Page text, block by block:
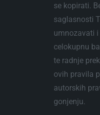
se kopirati.
saglasnosti
umnozavati
celokupnu
te radnje
ovih pravila
autorskih
gonjenju.